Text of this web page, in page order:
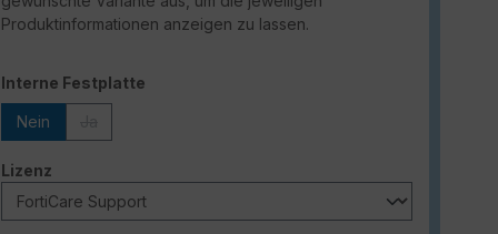
Produktinformationen anzeigen zu lassen.
Interne Festplatte
Nein
Lizenz